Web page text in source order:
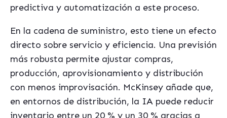
predictiva y automatización a este proceso.
En la cadena de suministro, esto tiene un efecto
directo sobre servicio y eficiencia. Una previsión
más robusta permite ajustar compras,
producción, aprovisionamiento y distribución
con menos improvisación. McKinsey añade que,
en entornos de distribución, la IA puede reducir
inventario entre un 20 % y un 30 % gracias a